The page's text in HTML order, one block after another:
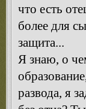
что есть
более для
защита...
Я знаю, о
развода, я